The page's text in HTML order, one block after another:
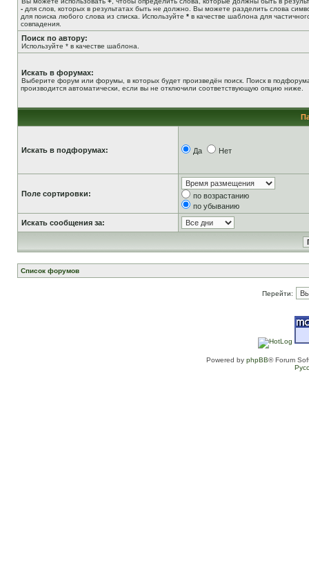
- для слов, которых в результатах быть не должно. Вы можете разделить слова
для поиска любого слова из списка. Используйте * в качестве шаблона для
совпадения.
Поиск по автору:
Используйте * в качестве шаблона.
Искать в форумах:
Выберите форум или форумы, в которых будет произведён поиск. Поиск в
производится автоматически, если вы не отключили соответствующую опцию ниже.
Искать в подфорумах: Да Нет
Поле сортировки:
по возрастанию
по убыванию
Искать сообщения за:
Список форумов
Перейти:
Powered by phpBB® Forum